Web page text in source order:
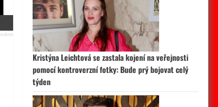
Kristýna Leichtová se zastala kojení na veřejnosti
pomocí kontroverzní fotky: Bude prý bojovat celý
týden